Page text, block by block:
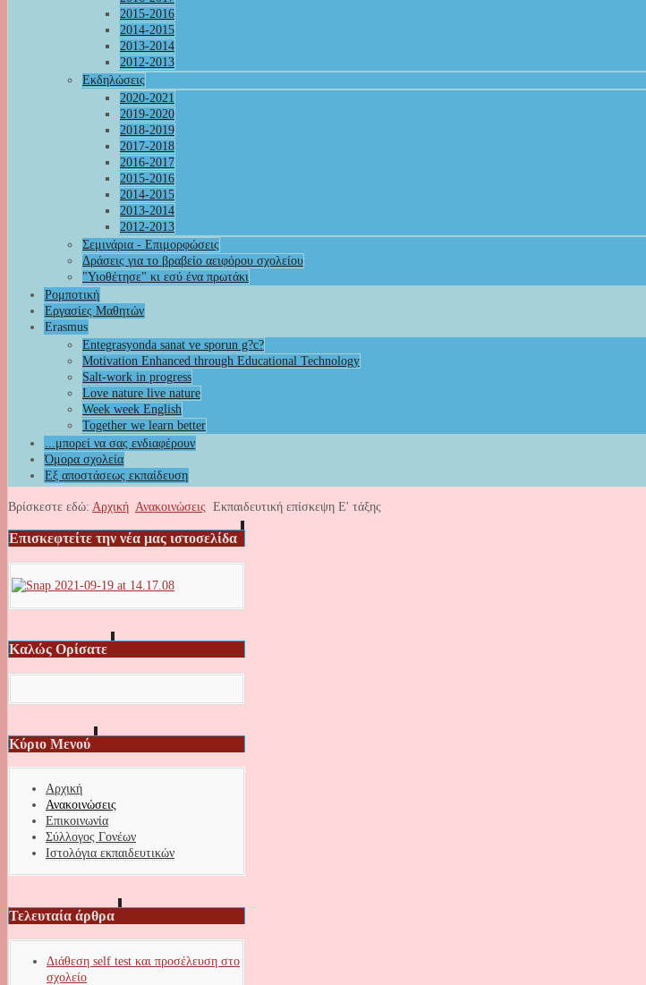
2015-2016
2014-2015
2013-2014
2012-2013
Εκδηλώσεις
2020-2021
2019-2020
2018-2019
2017-2018
2016-2017
2015-2016
2014-2015
2013-2014
2012-2013
Σεμινάρια - Επιμορφώσεις
Δράσεις για το βραβείο αειφόρου σχολείου
"Υιοθέτησε" κι εσύ ένα πρωτάκι
Ρομποτική
Εργασίες Μαθητών
Erasmus
Entegrasyonda sanat ve sporun g?c?
Motivation Enhanced through Educational Technology
Salt-work in progress
Love nature live nature
Week week English
Together we learn better
...μπορεί να σας ενδιαφέρουν
Όμορα σχολεία
Εξ αποστάσεως εκπαίδευση
Βρίσκεστε εδώ: Αρχική Ανακοινώσεις Εκπαιδευτική επίσκεψη Ε' τάξης
Επισκεφτείτε την νέα μας ιστοσελίδα
Καλώς Ορίσατε
Κύριο Μενού
Αρχική
Ανακοινώσεις
Επικοινωνία
Σύλλογος Γονέων
Ιστολόγια εκπαιδευτικών
Τελευταία άρθρα
Διάθεση self test και προσέλευση στο
σχολείο